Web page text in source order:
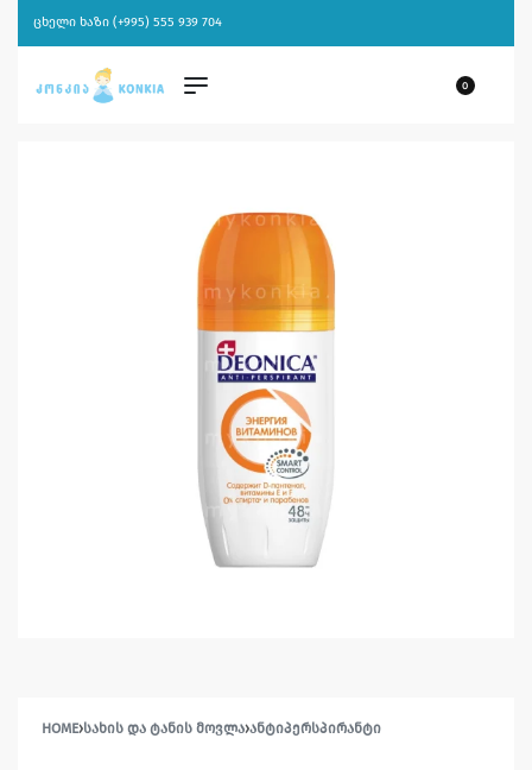
ცხელი ხაზი (+995) 555 939 704
0
HOME›ᲡᲐᲮᲘᲡ ᲓᲐ ᲢᲐᲜᲘᲡ ᲛᲝᲕᲚᲐ›ᲐᲜᲢᲘᲞᲔᲠᲡᲞᲘᲠᲐᲜᲢᲘ